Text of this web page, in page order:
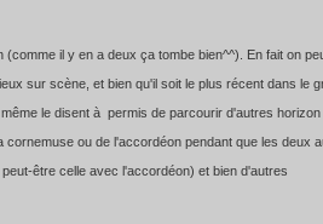
(comme il y en a deux ça tombe bien^^). En fait on
sur scène, et bien qu'il soit le plus récent dans le
le disent à permis de parcourir d'autres
cornemuse ou de l'accordéon pendant que les deux
être celle avec l'accordéon) et bien d'autres